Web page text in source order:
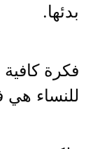
بدئها.
فكرة
للنساء